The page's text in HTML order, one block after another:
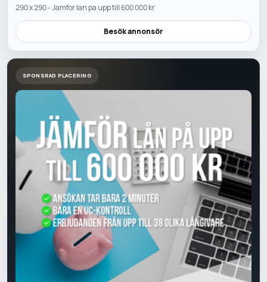
290 x 290 - Jamfor lan pa upp till 600 000 kr
Besök annonsör
SPONSRAD PLACERING